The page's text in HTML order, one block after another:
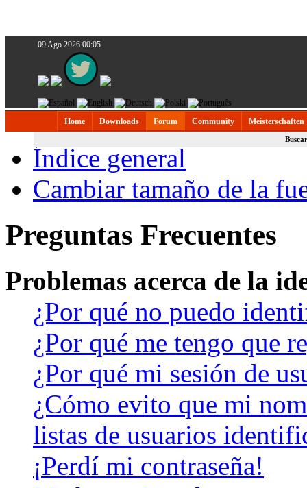
09 Ago 2026 00:05
Home Downloads Forum Community Meisterschaften
Buscar
Índice general
Cambiar tamaño de la
Preguntas Frecuentes
Problemas acerca de la
¿Por qué no puedo
¿Por qué me tengo que
¿Por qué mi sesión de
¿Cómo evito que mi
listas de usuarios
¡Perdí mi contraseña!